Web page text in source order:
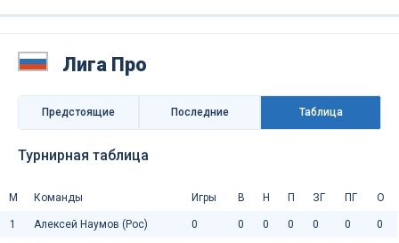
Лига Про
Предстоящие Последниe Таблица
Турнирная таблица
М Команды Игры В Н П ЗГ ПГ О
1 Алексей Наумов (Рос) 0 0 0 0 0 0 0